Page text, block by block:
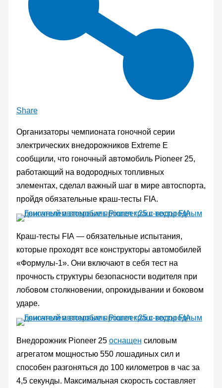
Share
Организаторы чемпионата гоночной серии
электрических внедорожников Extreme E
сообщили, что гоночный автомобиль Pioneer 25,
работающий на водородных топливных
элементах, сделал важный шаг в мире автоспорта,
пройдя обязательные краш-тесты FIA.
Краш-тесты FIA — обязательные испытания,
которые проходят все конструкторы автомобилей
«Формулы-1». Они включают в себя тест на
прочность структуры безопасности водителя при
лобовом столкновении, опрокидывании и боковом
ударе.
Внедорожник Pioneer 25 оснащен силовым
агрегатом мощностью 550 лошадиных сил и
способен разгоняться до 100 километров в час за
4,5 секунды. Максимальная скорость составляет